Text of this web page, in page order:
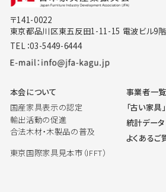
〒141-0022
東京都品川区東五反田1-11-15 電波ビル9階
TEL：03-5449-6444
本会について
国産家具表示の認定
輸出活動の促進
合法木材・木製品の普及
東京国際家具見本市（IFFT）
事業者一覧
「古い家
統計データ
よくあるご